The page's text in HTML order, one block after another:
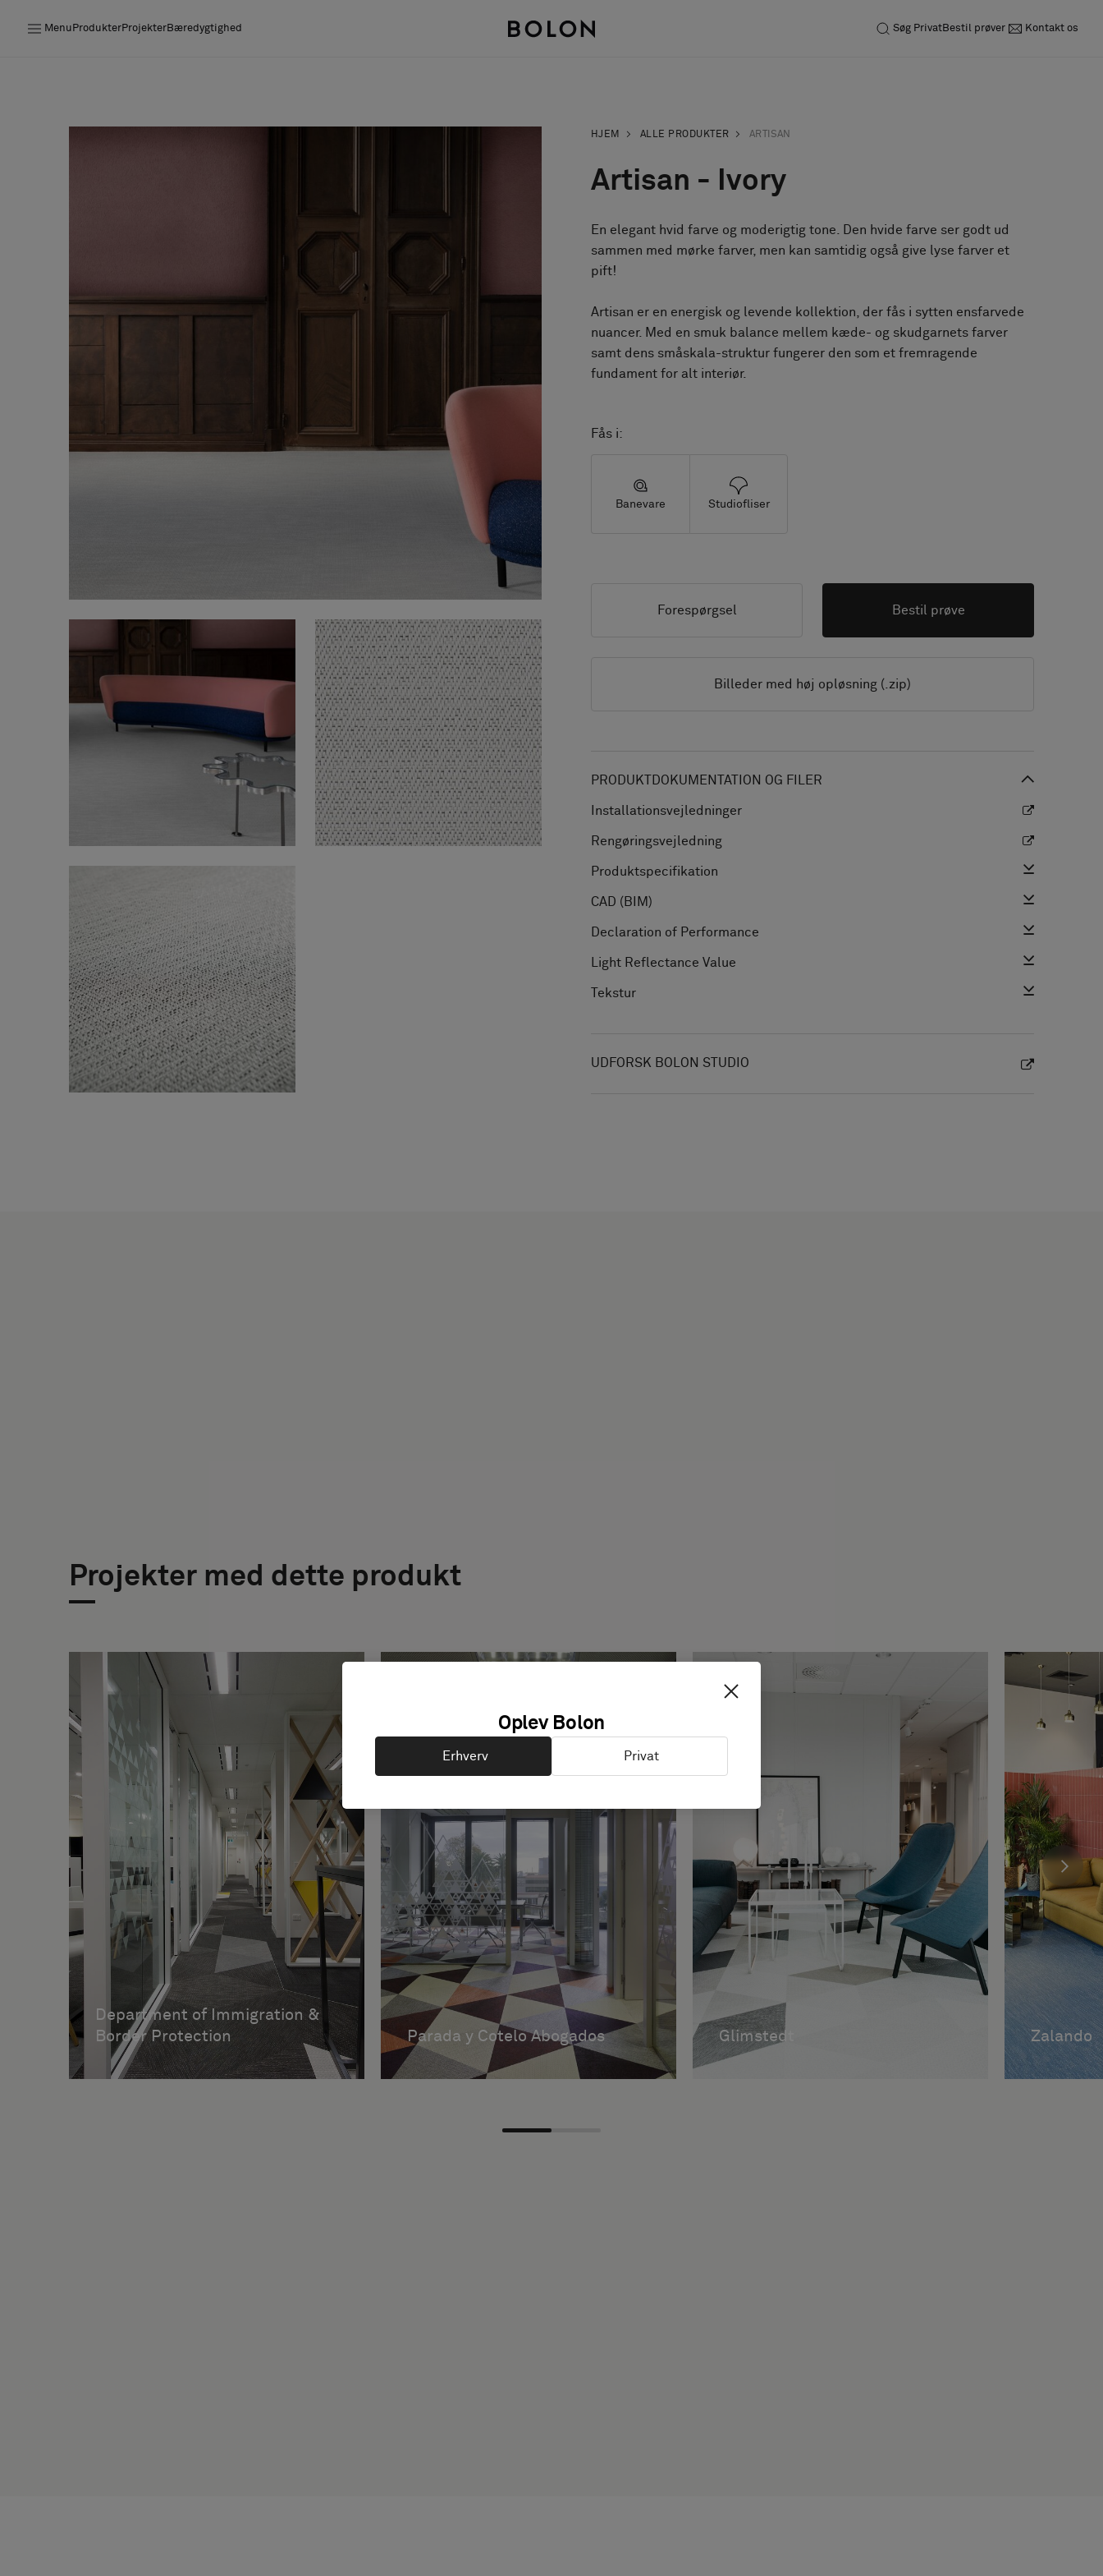
Menu ProdukterProjekterBæredygtighed Søg PrivatBestil prøver Kontakt os
Designersamarbejder
Kontakt
HJEM ALLE PRODUKTER ARTISAN
Artisan - Ivory
En elegant hvid farve og moderigtig tone. Den hvide farve ser godt ud
sammen med mørke farver, men kan samtidig også give lyse farver et
pift!
Artisan er en energisk og levende kollektion, der fås i sytten ensfarvede
nuancer. Med en smuk balance mellem kæde- og skudgarnets farver
samt dens småskala-struktur fungerer den som et fremragende
fundament for alt interiør.
Fås i:
Banevare Studiofliser
Forespørgsel Bestil prøve
Billeder med høj opløsning (.zip)
PRODUKTDOKUMENTATION OG FILER
Installationsvejledninger
Rengøringsvejledning
Produktspecifikation
CAD (BIM)
Declaration of Performance
Light Reflectance Value
Tekstur
UDFORSK BOLON STUDIO
Projekter med dette produkt
Department of Immigration &
Border Protection
Parada y Cotelo Abogados Glimstedt Zalando
Oplev Bolon
Erhverv Privat